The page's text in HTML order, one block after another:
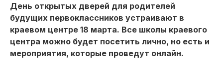
День открытых дверей для родителей
будущих первоклассников устраивают в
краевом центре 18 марта. Все школы краевого
центра можно будет посетить лично, но есть и
мероприятия, которые проведут онлайн.